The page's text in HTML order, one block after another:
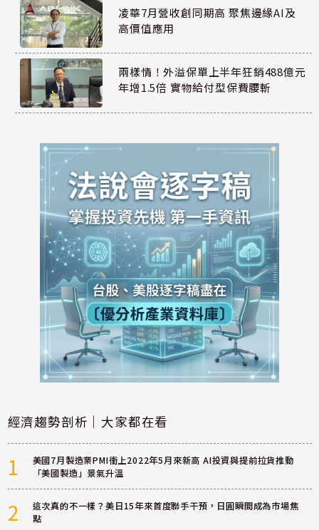
凌華7月營收創同期高 聚焦邊緣AI及
高價值應用
兩樣情！外溢保單上半年狂銷488億元
年增1.5倍 實物給付型保費腰斬
經濟趨勢剖析｜大家都在看
1
美國7月製造業PMI衝上2022年5月來新高 AI投資與提前拉貨推動
「美國製造」景氣升溫
2
這次真的不一樣？美日15年來首度聯手干預，日圓瞬間成為市場焦
點